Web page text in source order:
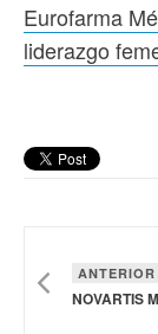
Eurofarma
liderazgo
ANTERIOR